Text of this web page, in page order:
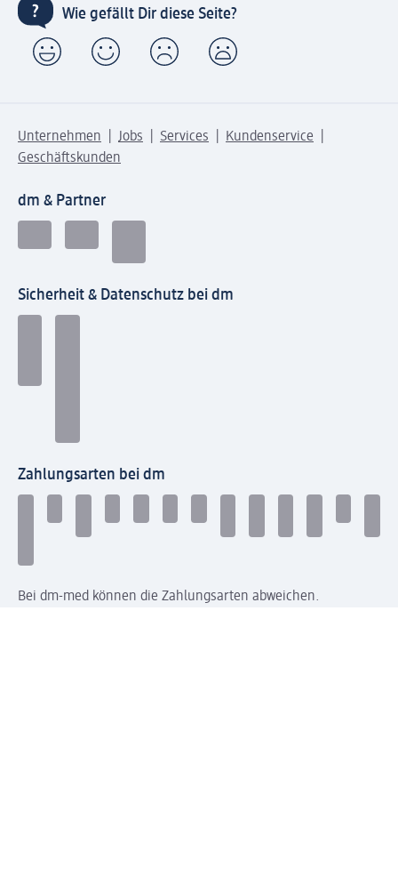
Wie gefällt Dir diese Seite?
Unternehmen Jobs Services
Kundenservice
Geschäftskunden
dm & Partner
Sicherheit & Datenschutz bei dm
Zahlungsarten bei dm
Bei dm-med können die Zahlungsarten abweichen.